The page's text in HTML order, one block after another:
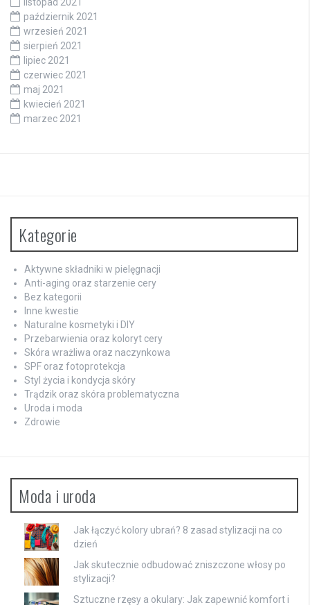
październik 2021
wrzesień 2021
sierpień 2021
lipiec 2021
czerwiec 2021
maj 2021
kwiecień 2021
marzec 2021
Kategorie
Aktywne składniki w pielęgnacji
Anti-aging oraz starzenie cery
Bez kategorii
Inne kwestie
Naturalne kosmetyki i DIY
Przebarwienia oraz koloryt cery
Skóra wrażliwa oraz naczynkowa
SPF oraz fotoprotekcja
Styl życia i kondycja skóry
Trądzik oraz skóra problematyczna
Uroda i moda
Zdrowie
Moda i uroda
Jak łączyć kolory ubrań? 8 zasad stylizacji na co
dzień
Jak skutecznie odbudować zniszczone włosy po
stylizacji?
Sztuczne rzęsy a okulary: Jak zapewnić komfort i